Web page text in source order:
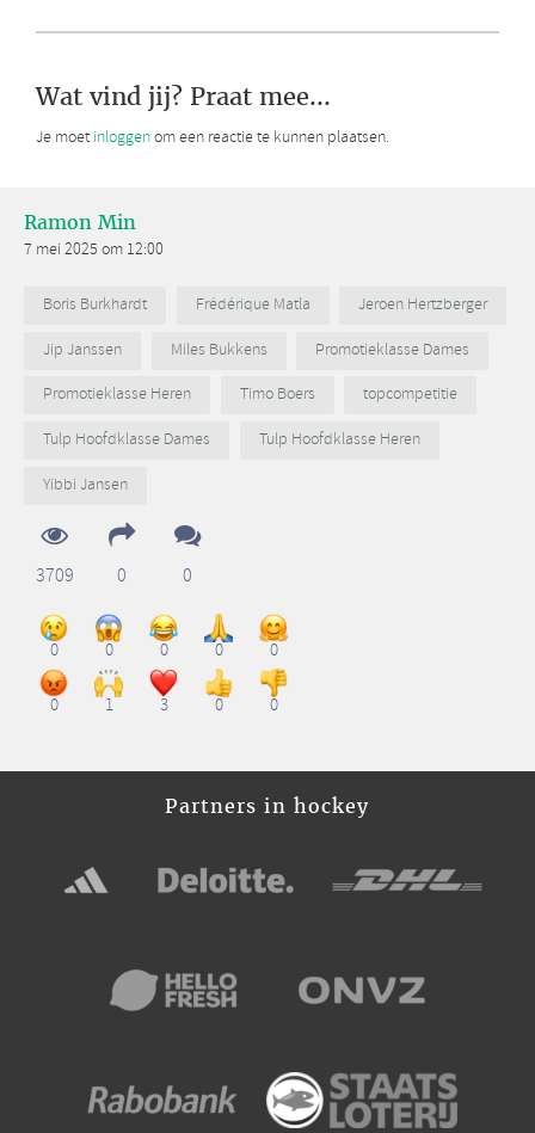
Wat vind jij? Praat mee...
Je moet inloggenom een reactie te kunnen plaatsen.
Ramon Min
7 mei 2025 om 12:00
Boris Burkhardt Frédérique Matla
Jeroen Hertzberger
Jip Janssen
Miles Bukkens
Promotieklasse Dames
Promotieklasse Heren
Timo Boers
topcompetitie
Tulp Hoofdklasse Dames
Tulp Hoofdklasse Heren
Yibbi Jansen
3709 0 0
0 0 0 0 0
0 1 3 0 0
Partners in hockey